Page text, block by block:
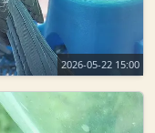
2026-05-22 15:00